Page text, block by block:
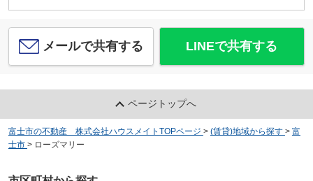
メールで共有する LINEで共有する
ページトップへ
富士市の不動産 株式会社ハウスメイトTOPページ > (賃貸)地域から探す > 富
士市 > ローズマリー